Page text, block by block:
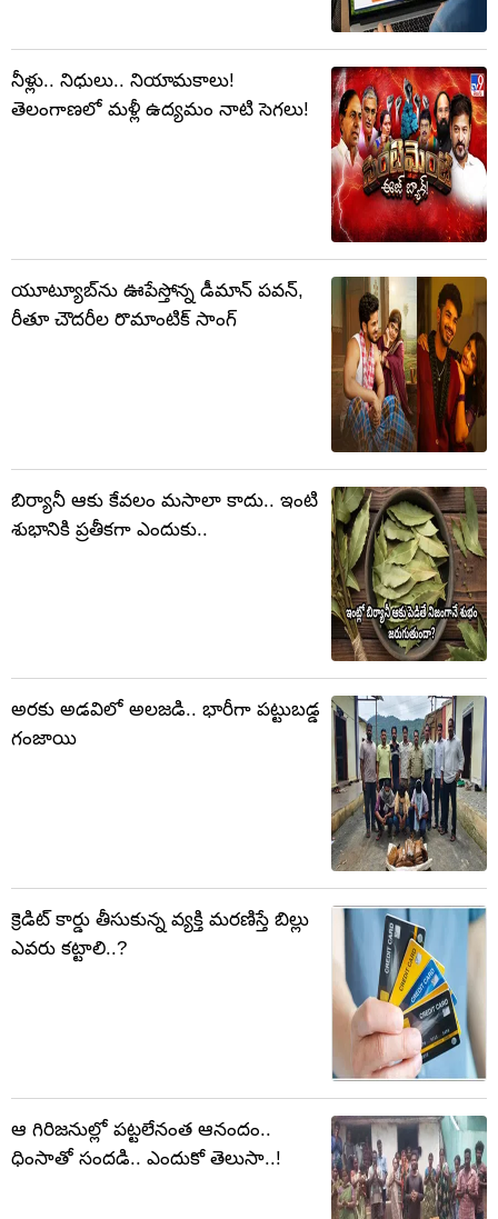
నీళ్లు.. నిధులు.. నియామకాలు!
తెలంగాణలో మళ్లీ ఉద్యమం నాటి సెగలు!
యూట్యూబ్‌ను ఊపేస్తోన్న డీమాన్ పవన్,
రీతూ చౌదరీల రొమాంటిక్ సాంగ్
బిర్యానీ ఆకు కేవలం మసాలా కాదు.. ఇంటి
శుభానికి ప్రతీకగా ఎందుకు..
అరకు అడవిలో అలజడి.. భారీగా పట్టుబడ్డ
గంజాయి
క్రెడిట్ కార్డు తీసుకున్న వ్యక్తి మరణిస్తే బిల్లు
ఎవరు కట్టాలి..?
ఆ గిరిజనుల్లో పట్టలేనంత ఆనందం..
ధింసాతో సందడి.. ఎందుకో తెలుసా..!